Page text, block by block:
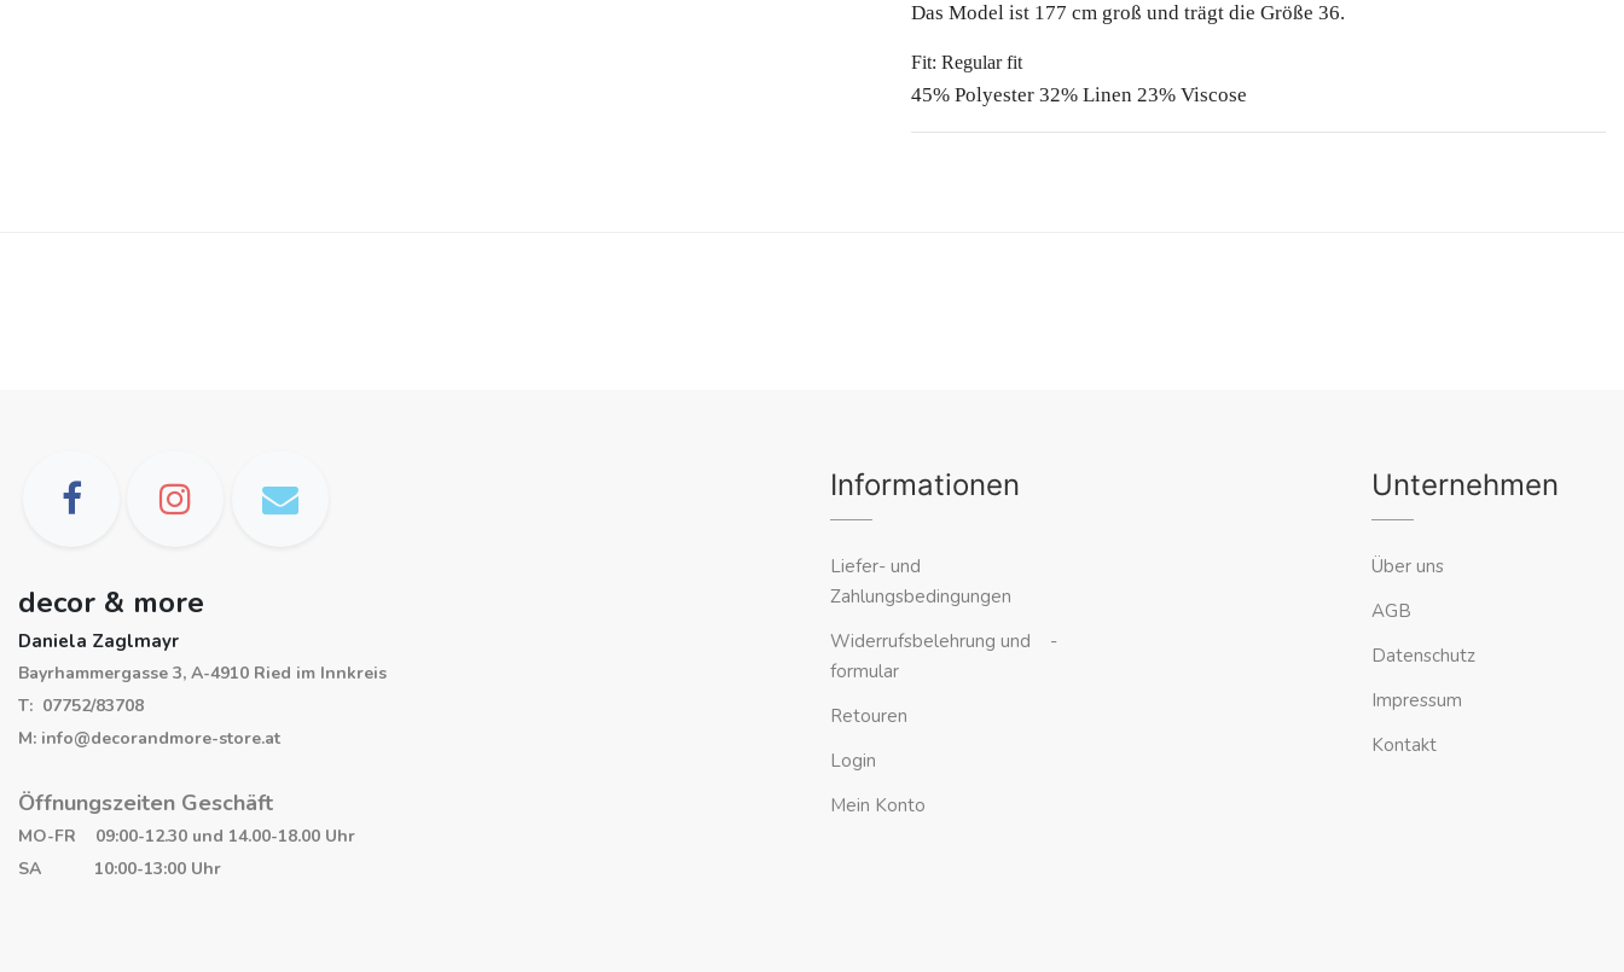
Das Model ist 177 cm groß und trägt die Größe 36.
Fit: Regular fit
45% Polyester 32% Linen 23% Viscose
decor & more
Daniela Zaglmayr
Bayrhammergasse 3, A-4910 Ried im Innkreis
T: 07752/83708
M: info@decorandmore-store.at
Öffnungszeiten Geschäft
MO-FR 09:00-12.30 und 14.00-18.00 Uhr
SA 10:00-13:00 Uhr
Informationen
Liefer- und
Zahlungsbedingungen
Widerrufsbelehrung und -
formular
Retouren
Login
Mein Konto
Unternehmen
Über uns
AGB
Datenschutz
Impressum
Kontakt